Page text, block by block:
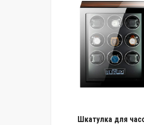
Шкатулка для